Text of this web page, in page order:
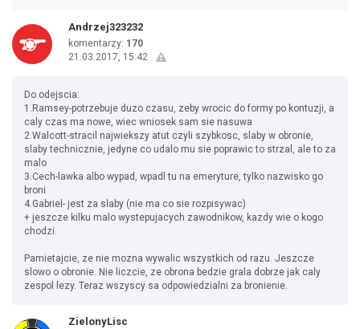
Andrzej323232
komentarzy: 170
21.03.2017, 15:42
Do odejscia:
1.Ramsey-potrzebuje duzo czasu, zeby wrocic do formy po kontuzji, a
caly czas ma nowe, wiec wniosek sam sie nasuwa
2.Walcott-stracil najwiekszy atut czyli szybkosc, slaby w obronie,
slaby technicznie, jedyne co udalo mu sie poprawic to strzal, ale to za
malo
3.Cech-lawka albo wypad, wpadl tu na emeryture, tylko nazwisko go
broni
4.Gabriel- jest za slaby (nie ma co sie rozpisywac)
+ jeszcze kilku malo wystepujacych zawodnikow, kazdy wie o kogo
chodzi.
Pamietajcie, ze nie mozna wywalic wszystkich od razu. Jeszcze
slowo o obronie. Nie liczcie, ze obrona bedzie grala dobrze jak caly
zespol lezy. Teraz wszyscy sa odpowiedzialni za bronienie.
ZielonyLisc